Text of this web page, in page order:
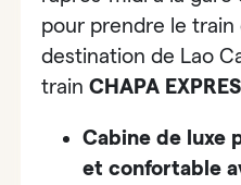
pour prendre le train
destination de Lao
trainCHAPA
Cabine de luxe
et confortable